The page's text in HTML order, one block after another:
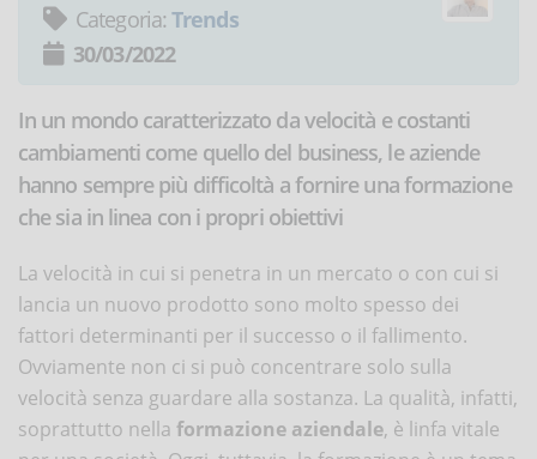
Categoria:Trends
30/03/2022
In un mondo caratterizzato da velocità e costanti
cambiamenti come quello del business, le aziende
hanno sempre più difficoltà a fornire una formazione
che sia in linea con i propri obiettivi
La velocità in cui si penetra in un mercato o con cui si
lancia un nuovo prodotto sono molto spesso dei
fattori determinanti per il successo o il fallimento.
Ovviamente non ci si può concentrare solo sulla
velocità senza guardare alla sostanza. La qualità, infatti,
soprattutto nella formazione aziendale, è linfa vitale